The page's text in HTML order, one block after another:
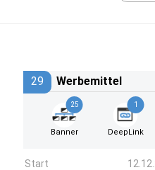
29 Werbemittel
25
Banner
1
DeepLink
Start